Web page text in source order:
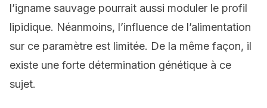
l’igname sauvage pourrait aussi moduler le profil
lipidique. Néanmoins, l’influence de l’alimentation
sur ce paramètre est limitée. De la même façon, il
existe une forte détermination génétique à ce
sujet.